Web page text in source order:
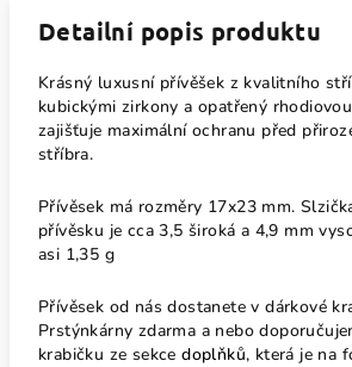
Detailní popis produktu
Krásný luxusní přívěšek z kvalitního
kubickými zirkony a opatřený
zajišťuje maximální ochranu před
stříbra.
Přívěsek má rozměry 17x23 mm.
přívěsku je cca 3,5 široká a 4,9 mm
asi 1,35 g
Přívěsek od nás dostanete v dárkové
Prstýnkárny zdarma a nebo
krabičku ze sekcedoplňků, která je na